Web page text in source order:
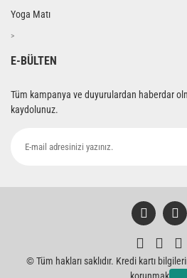
Yoga Matı
>
E-BÜLTEN
Tüm kampanya ve duyurulardan haberdar
kaydolunuz.
© Tüm hakları saklıdır. Kredi kartı